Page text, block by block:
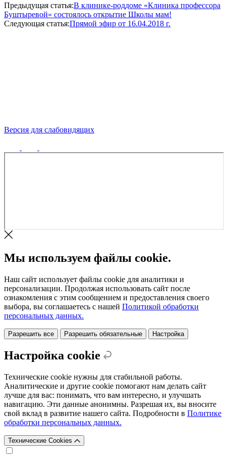
Предыдущая статья:В клинике-роддоме «Клиника профессора
Буштыревой» состоялось открытие Школы мам!
Следующая статья:Прямой эфир от 16.04.2018 г.
Версия для слабовидящих
Мы используем файлы cookie.
Наш сайт использует файлы cookie для аналитики и
персонализации. Продолжая использовать сайт после
ознакомления с этим сообщением и предоставления своего
выбора, вы соглашаетесь с нашей Политикой обработки
персональных данных.
Разрешить все Разрешить обязательные Настройка
Настройка cookie
Технические cookie нужны для стабильной работы.
Аналитические и другие cookie помогают нам делать сайт
лучше для вас: понимать, что вам интересно, и улучшать
навигацию. Эти данные анонимны. Разрешая их, вы вносите
свой вклад в развитие нашего сайта. Подробности в Политике
обработки персональных данных.
Технические Cookies